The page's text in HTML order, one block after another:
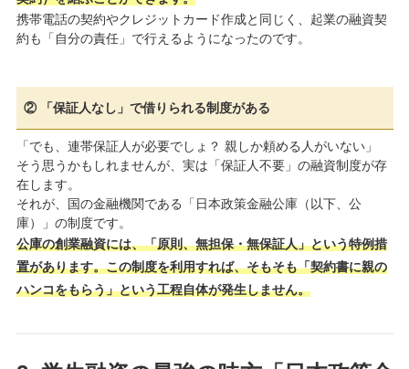
携帯電話の契約やクレジットカード作成と同じく、起業の融資契
約も「自分の責任」で行えるようになったのです。
② 「保証人なし」で借りられる制度がある
「でも、連帯保証人が必要でしょ？ 親しか頼める人がいない」
そう思うかもしれませんが、実は「保証人不要」の融資制度が存
在します。
それが、国の金融機関である「日本政策金融公庫（以下、公
庫）」の制度です。
公庫の創業融資には、「原則、無担保・無保証人」という特例措
置があります。この制度を利用すれば、そもそも「契約書に親の
ハンコをもらう」という工程自体が発生しません。